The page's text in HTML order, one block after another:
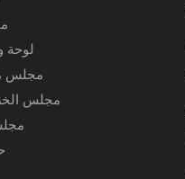
لوحة
مجلس
مجلس